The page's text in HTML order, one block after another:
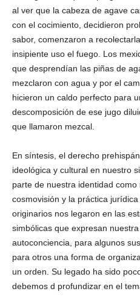
al ver que la cabeza de agave
con el cocimiento, decidieron
sabor, comenzaron a
insipiente uso el fuego. Los
que desprendían las piñas de
mezclaron con agua y por el
hicieron un caldo perfecto para
descomposición de ese jugo
que llamaron mezcal.
En síntesis, el derecho
ideológica y cultural en nuestro
parte de nuestra identidad
cosmovisión y la práctica
originarios nos legaron en las
simbólicas que expresan
autoconciencia, para algunos
para otros una forma de
un orden. Su legado ha sido
debemos d profundizar en el